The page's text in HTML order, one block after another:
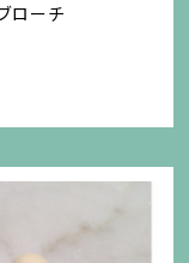
ローチ